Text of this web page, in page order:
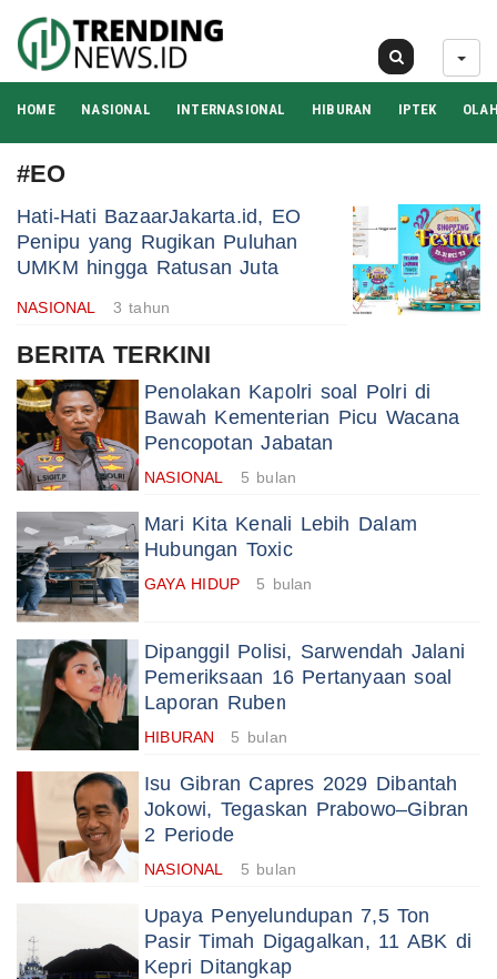
HOME NASIONAL INTERNASIONAL HIBURAN IPTEK
#EO
Hati-Hati BazaarJakarta.id, EO
Penipu yang Rugikan Puluhan
UMKM hingga Ratusan Juta
NASIONAL 3 tahun
BERITA TERKINI
Penolakan Kapolri soal Polri di
Bawah Kementerian Picu Wacana
Pencopotan Jabatan
NASIONAL 5 bulan
Mari Kita Kenali Lebih Dalam
Hubungan Toxic
GAYA HIDUP 5 bulan
Dipanggil Polisi, Sarwendah Jalani
Pemeriksaan 16 Pertanyaan soal
Laporan Ruben
HIBURAN 5 bulan
Isu Gibran Capres 2029 Dibantah
Jokowi, Tegaskan Prabowo–Gibran
2 Periode
NASIONAL 5 bulan
Upaya Penyelundupan 7,5 Ton
Pasir Timah Digagalkan, 11 ABK di
Kepri Ditangkap